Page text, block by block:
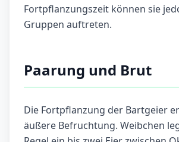
Fortpflanzungszeit können sie
Gruppen auftreten.
Paarung und Brut
Die Fortpflanzung der Bartgeier
äußere Befruchtung. Weibchen